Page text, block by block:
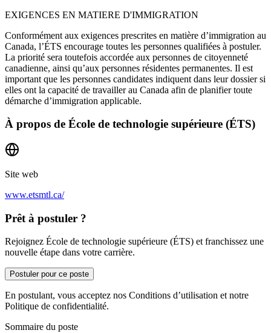
EXIGENCES EN MATIERE D'IMMIGRATION
Conformément aux exigences prescrites en matière d’immigration au
Canada, l’ÉTS encourage toutes les personnes qualifiées à postuler.
La priorité sera toutefois accordée aux personnes de citoyenneté
canadienne, ainsi qu’aux personnes résidentes permanentes. Il est
important que les personnes candidates indiquent dans leur dossier si
elles ont la capacité de travailler au Canada afin de planifier toute
démarche d’immigration applicable.
À propos de École de technologie supérieure (ÉTS)
Site web
www.etsmtl.ca/
Prêt à postuler ?
Rejoignez École de technologie supérieure (ÉTS) et franchissez une
nouvelle étape dans votre carrière.
Postuler pour ce poste
En postulant, vous acceptez nos Conditions d’utilisation et notre
Politique de confidentialité.
Sommaire du poste